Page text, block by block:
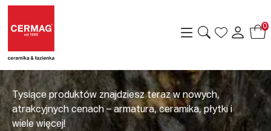
0
Tysiące produktów znajdziesz teraz w nowych,
atrakcyjnych cenach – armatura, ceramika, płytki i
wiele więcej!